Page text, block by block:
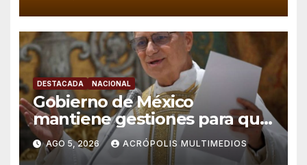
DESTACADA NACIONAL
Gobierno de México
mantiene gestiones para que
el Papa León XIV visite el país
AGO 5, 2026 ACRÓPOLIS MULTIMEDIOS